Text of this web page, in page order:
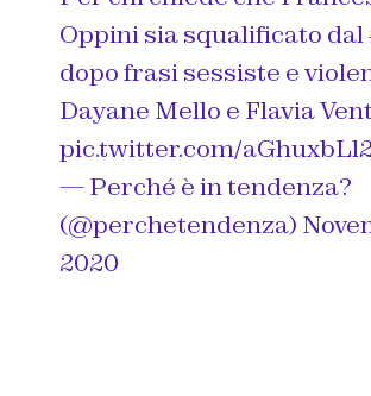
Oppini sia squalificato dal
dopo frasi sessiste e
Dayane Mello e Flavia
pic.twitter.com/
— Perché è in tendenza?
(@perchetendenza)
2020